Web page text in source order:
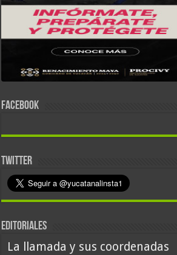
FACEBOOK
TWITTER
EDITORIALES
La llamada y sus coordenadas